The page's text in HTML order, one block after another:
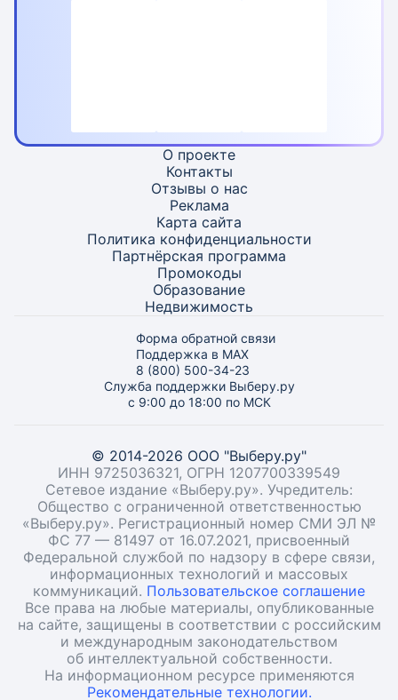
О проекте
Контакты
Отзывы о нас
Реклама
Карта сайта
Политика конфиденциальности
Партнёрская программа
Промокоды
Образование
Недвижимость
Форма обратной связи
Поддержка в MAX
8 (800) 500-34-23
Служба поддержки Выберу.ру
с 9:00 до 18:00 по МСК
© 2014-2026 ООО "Выберу.ру"
ИНН 9725036321, ОГРН 1207700339549
Сетевое издание «Выберу.ру». Учредитель:
Общество с ограниченной ответственностью
«Выберу.ру». Регистрационный номер СМИ ЭЛ №
ФС 77 — 81497 от 16.07.2021, присвоенный
Федеральной службой по надзору в сфере связи,
информационных технологий и массовых
коммуникаций. Пользовательское соглашение
Все права на любые материалы, опубликованные
на сайте, защищены в соответствии с российским
и международным законодательством
об интеллектуальной собственности.
На информационном ресурсе применяются
Рекомендательные технологии.